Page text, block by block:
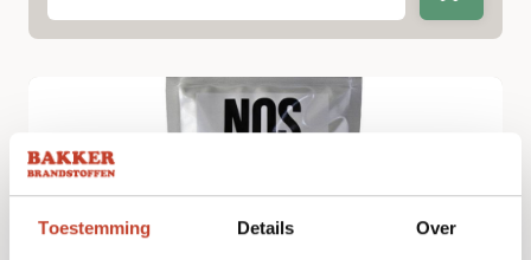
Toestemming Details Over